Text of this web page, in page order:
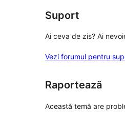
Suport
Ai ceva de zis? Ai
Vezi forumul pentru
Raportează
Această temă are